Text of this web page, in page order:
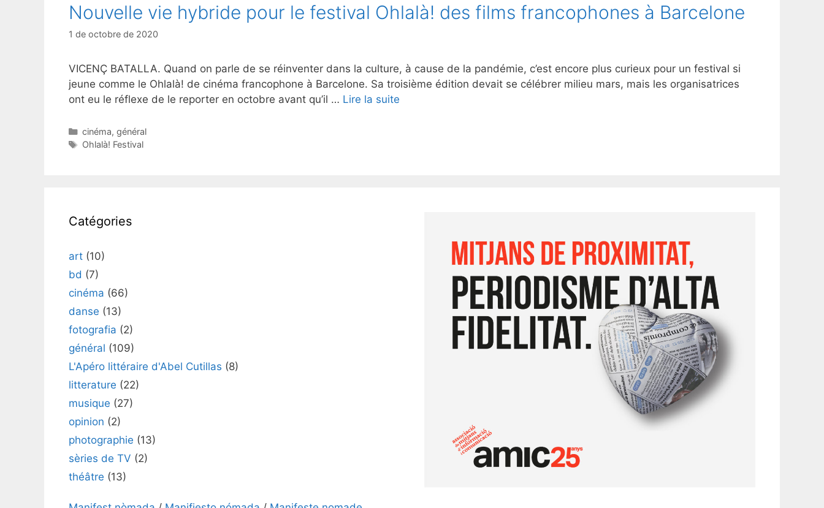
Nouvelle vie hybride pour le festival Ohlalà! des films francophones à Barcelone
1 de octobre de 2020
VICENÇ BATALLA. Quand on parle de se réinventer dans la culture, à cause de la pandémie, c’est encore plus curieux pour un festival si
jeune comme le Ohlalà! de cinéma francophone à Barcelone. Sa troisième édition devait se célébrer milieu mars, mais les organisatrices
ont eu le réflexe de le reporter en octobre avant qu’il … Lire la suite
Catégories
cinéma, général
Étiquettes
Ohlalà! Festival
Catégories
art (10)
bd (7)
cinéma (66)
danse (13)
fotografia (2)
général (109)
L'Apéro littéraire d'Abel Cutillas (8)
litterature (22)
musique (27)
opinion (2)
photographie (13)
sèries de TV (2)
théâtre (13)